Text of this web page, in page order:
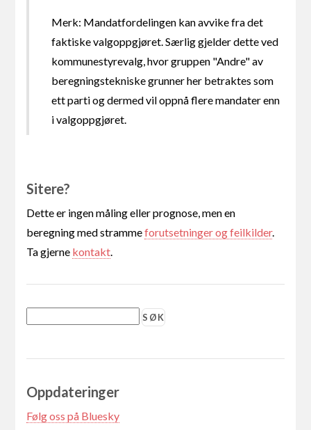
Merk: Mandatfordelingen kan avvike fra det
faktiske valgoppgjøret. Særlig gjelder dette ved
kommunestyrevalg, hvor gruppen "Andre" av
beregningstekniske grunner her betraktes som
ett parti og dermed vil oppnå flere mandater enn
i valgoppgjøret.
Sitere?
Dette er ingen måling eller prognose, men en
beregning med strammeforutsetninger og feilkilder.
Ta gjerne kontakt.
Oppdateringer
Følg oss på Bluesky